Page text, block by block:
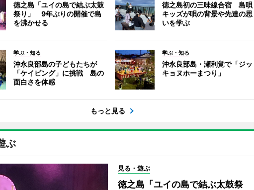
徳之島「ユイの島で結ぶ太鼓
祭り」 9年ぶりの開催で島
を沸かせる
徳之島初の三味線合宿 島唄
キッズが唄の背景や先達の思
いを学ぶ
学ぶ・知る
沖永良部島の子どもたちが
「ケイビング」に挑戦 島の
面白さを体感
学ぶ・知る
沖永良部島・瀬利覚で「ジッ
キョヌホーまつり」
もっと見る
ぶ
見る・遊ぶ
徳之島「ユイの島で結ぶ太鼓祭